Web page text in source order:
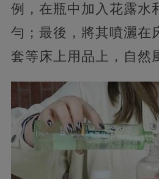
例，在瓶中加入花露水
勻；最後，將其噴灑在
套等床上用品上，自然